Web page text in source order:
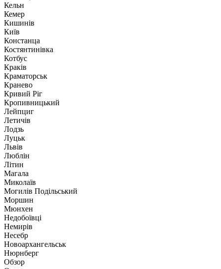
Кельн
Кемер
Кишинів
Київ
Констанца
Костянтинівка
Котбус
Краків
Краматорськ
Кранево
Кривий Ріг
Кропивницький
Лейпциг
Летичів
Лодзь
Луцьк
Львів
Люблін
Літин
Магала
Миколаїв
Могилів Подільський
Моршин
Мюнхен
Недобоївці
Немирів
Несебр
Новоархангельськ
Нюрнберг
Обзор